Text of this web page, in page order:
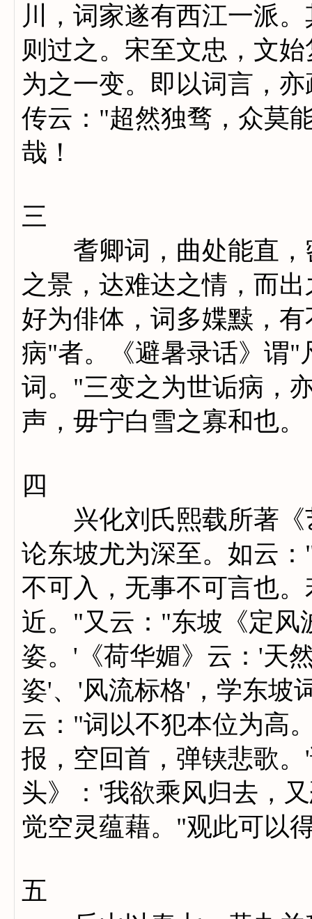
川，词家遂有西江一派
则过之。宋至文忠，文
为之一变。即以词言，
传云："超然独骛，众莫
哉！
三
耆卿词，曲处能直，
之景，达难达之情，而
好为俳体，词多媟黩，
病"者。《避暑录话》谓"
词。"三变之为世诟病，
声，毋宁白雪之寡和也。
四
兴化刘氏熙载所著《
论东坡尤为深至。如云
不可入，无事不可言也
近。"又云："东坡《定风
姿。'《荷华媚》云：'天
姿'、'风流标格'，学东坡
云："词以不犯本位为高
报，空回首，弹铗悲歌
头》：'我欲乘风归去，
觉空灵蕴藉。"观此可以
五